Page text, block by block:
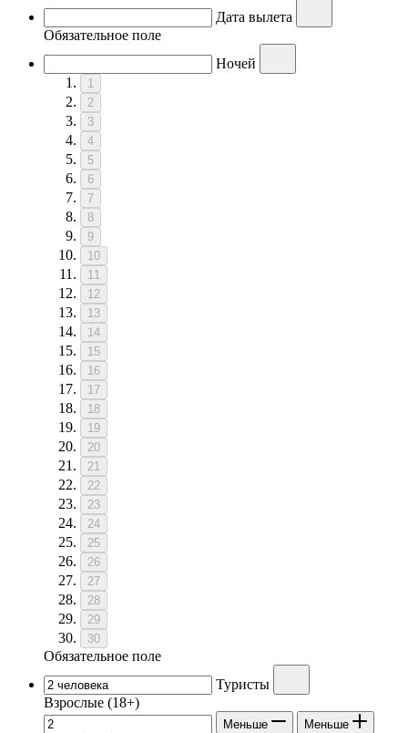
Дата вылета
Обязательное поле
Ночей
1
2
3
4
5
6
7
8
9
10
11
12
13
14
15
16
17
18
19
20
21
22
23
24
25
26
27
28
29
30
Обязательное поле
Туристы
Взрослые (18+)
Меньше Меньше